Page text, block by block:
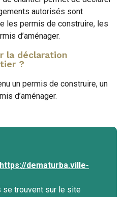
autorisés sont
les permis de construire, les
d’aménager.
la déclaration
?
un permis de construire, un
d’aménager.
https://dematurba.ville-
se trouvent sur le site